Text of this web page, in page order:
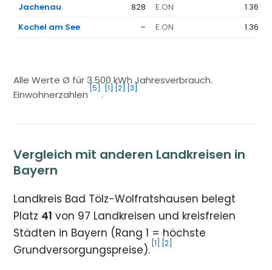
Jachenau
828 E.ON
1.368 €
Kochel am See
– E.ON 1.368 €
Alle Werte Ø für 3.500 kWh Jahresverbrauch.
Einwohnerzahlen
[5]
.
[1] [2] [3]
Vergleich mit anderen Landkreisen in
Bayern
Landkreis Bad Tölz-Wolfratshausen belegt
Platz 41 von 97 Landkreisen und kreisfreien
Städten in Bayern (Rang 1 = höchste
Grundversorgungspreise). [1] [2]